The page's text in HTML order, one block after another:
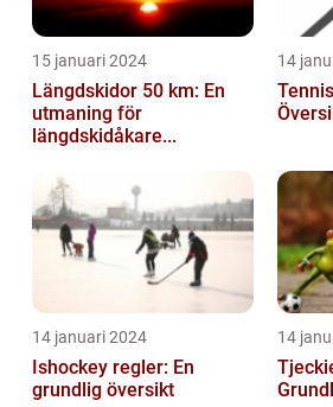
15 januari 2024
Längdskidor 50 km: En
utmaning för
längdskidåkare...
14
14 januari 2024
Ishockey regler: En
grundlig översikt
14